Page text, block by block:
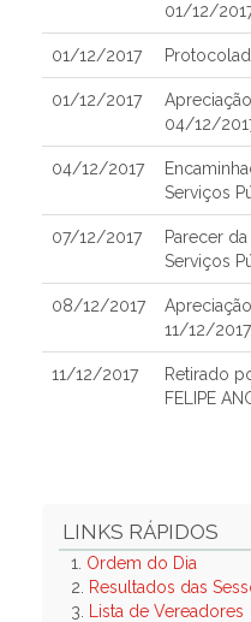
01/12/
01/12/2017
01/12/2017
04/12/
04/12/2017
Serviços
07/12/2017
Parecer
Serviços
08/12/2017
11/12/2017
11/12/2017
Retirado
FELIPE
LINKS RÁPIDOS
1. Ordem do Dia
2.
Resultados das
3.
Lista de Vereadores